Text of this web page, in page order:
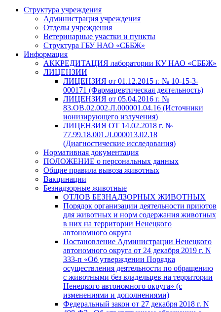
Структура учреждения
Администрация учреждения
Отделы учреждения
Ветеринарные участки и пункты
Структура ГБУ НАО «СББЖ»
Информация
АККРЕДИТАЦИЯ лаборатории КУ НАО «СББЖ»
ЛИЦЕНЗИИ
ЛИЦЕНЗИЯ от 01.12.2015 г. № 10-15-3-
000171 (Фармацевтическая деятельность)
ЛИЦЕНЗИЯ от 05.04.2016 г. №
83.ОВ.02.002.Л.000001.04.16 (Источники
ионизирующего излучения)
ЛИЦЕНЗИЯ ОТ 14.02.2018 г. №
77.99.18.001.Л.000013.02.18
(Диагностические исследования)
Нормативная документация
ПОЛОЖЕНИЕ о персональных данных
Общие правила вывоза животных
Вакцинации
Безнадзорные животные
ОТЛОВ БЕЗНАДЗОРНЫХ ЖИВОТНЫХ
Порядок организации деятельности приютов
для животных и норм содержания животных
в них на территории Ненецкого
автономного округа
Постановление Администрации Ненецкого
автономного округа от 24 декабря 2019 г. N
333-п «Об утверждении Порядка
осуществления деятельности по обращению
с животными без владельцев на территории
Ненецкого автономного округа» (с
изменениями и дополнениями)
Федеральный закон от 27 декабря 2018 г. N